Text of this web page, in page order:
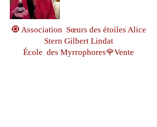
🧿 Association Sœurs des étoiles Alice
Stern Gilbert Lindat
École des Myrrophores🌹Vente